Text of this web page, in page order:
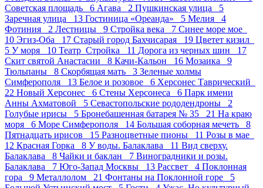
Советская площадь 6 Агава 2 Пушкинская улица 5
Заречная улица 13 Гостиница «Ореанда» 5 Мелия 4
Фотиния 2 Лестницы 9 Стройка века 7 Синее море мое
10 Эгиз-Оба 17 Старый город Бахчисарая 19 Цветет кизил
5 У моря 10 Театр_Стройка 11 Дорога из черных шин 17
Скит святой Анастасии 8 Качи-Кальон 16 Мозаика 9
Тюльпаны 8 Скорбящая мать 3 Зеленые холмы
Симферополя 13 Белое и розовое 6 Херсонес Таврический
22 Новый Херсонес 6 Стены Херсонеса 6 Парк имени
Анны Ахматовой 5 Севастопольские рододендроны 2
Голубые ирисы 5 Бронебашенная батарея № 35 21 На краю
моря 6 Море Симферополя 14 Большая соборная мечеть 8
Пятнадцать ирисов 15 Разноцветные пионы 11 Розы в мае
12 Красная Горка 8 У воды. Балаклава 11 Вид сверху.
Балаклава 8 Чайки и баклан 7 Виноградники и розы.
Балаклава 7 Юго-Запад Москвы 13 Рассвет 4 Поклонная
гора 9 Металлолом 21 Фонтаны на Поклонной горе 5